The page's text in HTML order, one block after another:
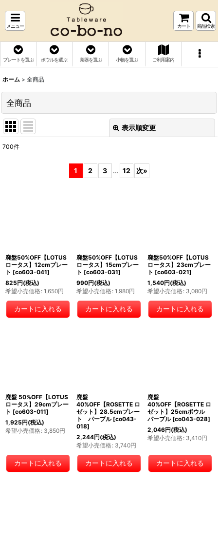
メニュー カート 商品検索
プレートを選ぶ ボウルを選ぶ 茶器を選ぶ 小物を選ぶ ご利用案内
ホーム > 全商品
全商品
表示順変更
700件
1 2 3 ... 12 次»
廃盤50%OFF【LOTUS
ロータス】12cmプレー
ト [co603-041]
825円(税込)
希望小売価格: 1,650円
カートに入れる
廃盤50%OFF【LOTUS
ロータス】15cmプレー
ト [co603-031]
990円(税込)
希望小売価格: 1,980円
カートに入れる
廃盤50%OFF【LOTUS
ロータス】23cmプレー
ト [co603-021]
1,540円(税込)
希望小売価格: 3,080円
カートに入れる
廃盤 50%OFF【LOTUS
ロータス】29cmプレー
ト [co603-011]
1,925円(税込)
希望小売価格: 3,850円
カートに入れる
廃盤
40%OFF【ROSETTE ロ
ゼット】28.5cmプレー
ト パープル [co043-
018]
2,244円(税込)
希望小売価格: 3,740円
カートに入れる
廃盤
40%OFF【ROSETTE ロ
ゼット】25cmボウル
パープル [co043-028]
2,046円(税込)
希望小売価格: 3,410円
カートに入れる